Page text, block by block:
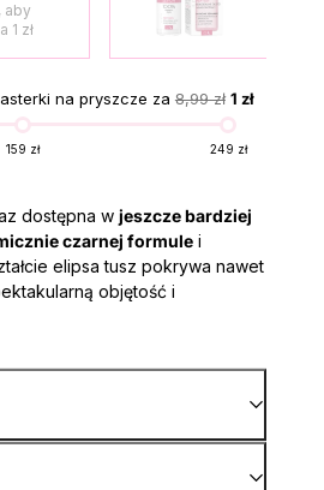
aby
1 zł
na pryszcze za 8,99 zł 1 zł
159 zł 249 zł
dostępna w jeszcze bardziej
czarnej formulei
elipsa tusz pokrywa nawet
objętość i